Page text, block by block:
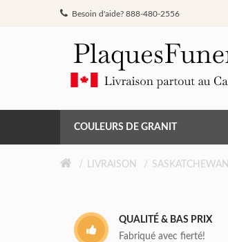
Besoin d'aide? 888-480-2556
COULEURS DE GRANIT
GRIS DE BARRÉ FERRÉ
ROSE MONTAGNE
LIVRAISON SASKATCHEWAN
QUALITÉ & BAS PRIX
Fabriqué avec fierté!